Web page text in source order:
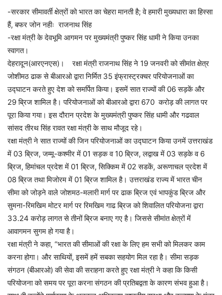
-सरकार सीमावर्ती क्षेत्रों को भारत का चेहरा मानती है; वे हमारी मुख्यधारा का हिस्सा
हैं, बफर जोन नहीः राजनाथ सिंह
-रक्षा मंत्री के देवभूमि आगमन पर मुख्यमंत्री पुष्कर सिंह धामी ने किया उनका
स्वागत।
देहरादून(आरएनएस)। रक्षा मंत्री राजनाथ सिंह ने 19 जनवरी को सीमांत क्षेत्र
जोशीमठ ढाक से बीआरओ द्वारा निर्मित 35 इंफ्रास्ट्रक्चर परियोजनाओं का
उद्घाटन करते हुए देश को समर्पित किया। इसमें सात राज्यों की 06 सड़कें और
29 ब्रिज शामिल है। परियोजनाओं को बीआरओ द्वारा 670 करोड़ की लागत पर
पूरा किया गया। इस दौरान प्रदेश के मुख्यमंत्री पुष्कर सिंह धामी और गढवाल
सांसद तीरथ सिंह रावत रक्षा मंत्री के साथ मौजूद रहे।
रक्षा मंत्री ने सात राज्यों की जिन परियोजनाओं का उद्घाटन किया उनमें उत्तराखंड
में 03 ब्रिज, जम्मू-कश्मीर में 01 सड़क व 10 ब्रिज, लद्वाख में 03 सड़के व 6
ब्रिज, हिमांचल प्रदेश में 01 ब्रिज, सिक्किम में 02 सडकें, अरूणाचल प्रदेश में
08 ब्रिज तथा मिजोरम में 01 ब्रिज शामिल है। उत्तराखंड राज्य में भारत चीन
सीमा को जोड़ने वाले जोशमठ-मलारी मार्ग पर ढाक ब्रिज एवं भापकुंड ब्रिज और
सुमना-रिमखिम मोटर मार्ग पर रिमखिम गाढ ब्रिज को शिवालित परियोजना द्वारा
33.24 करोड़ लागत से तीनों ब्रिज बनाए गए है। जिससे सीमांत क्षेत्रों में
आवागमन सुगम हो गया है।
रक्षा मंत्री ने कहा, “भारत की सीमाओं की रक्षा के लिए हम सभी को मिलकर काम
करना होगा। और साथियों, इसमें हमें सबका सहयोग मिल रहा है। सीमा सड़क
संगठन (बीआरओ) की सेवा की सराहना करते हुए रक्षा मंत्री ने कहा कि किसी
परियोजना को समय पर पूरा करना संगठन की प्रतिबद्वता के कारण संभव हुआ है।